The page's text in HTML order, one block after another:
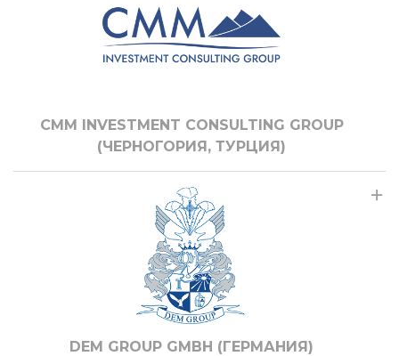
CMM INVESTMENT CONSULTING GROUP
(ЧЕРНОГОРИЯ, ТУРЦИЯ)
DEM GROUP GMBH (ГЕРМАНИЯ)